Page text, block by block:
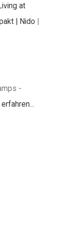
at
| Nido |
-